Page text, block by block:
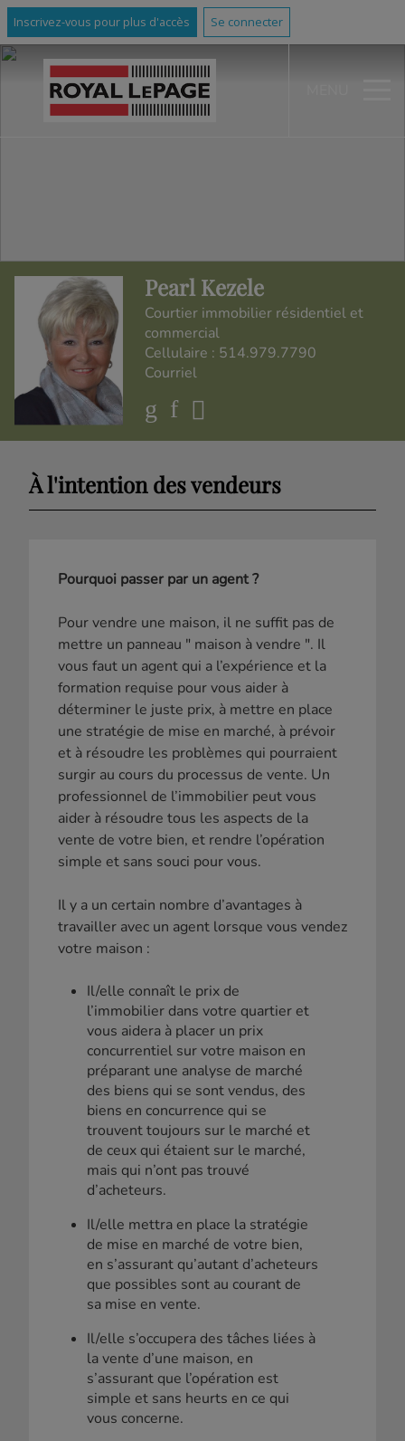
Inscrivez-vous pour plus d'accès Se connecter
Pearl Kezele
Courtier immobilier résidentiel et
commercial
Cellulaire : 514.979.7790
Courriel
À l'intention des vendeurs
Pourquoi passer par un agent ?
Pour vendre une maison, il ne suffit pas de
mettre un panneau " maison à vendre ". Il
vous faut un agent qui a l’expérience et la
formation requise pour vous aider à
déterminer le juste prix, à mettre en place
une stratégie de mise en marché, à prévoir
et à résoudre les problèmes qui pourraient
surgir au cours du processus de vente. Un
professionnel de l’immobilier peut vous
aider à résoudre tous les aspects de la
vente de votre bien, et rendre l’opération
simple et sans souci pour vous.
Il y a un certain nombre d’avantages à
travailler avec un agent lorsque vous vendez
votre maison :
Il/elle connaît le prix de
l’immobilier dans votre quartier et
vous aidera à placer un prix
concurrentiel sur votre maison en
préparant une analyse de marché
des biens qui se sont vendus, des
biens en concurrence qui se
trouvent toujours sur le marché et
de ceux qui étaient sur le marché,
mais qui n’ont pas trouvé
d’acheteurs.
Il/elle mettra en place la stratégie
de mise en marché de votre bien,
en s’assurant qu’autant d’acheteurs
que possibles sont au courant de
sa mise en vente.
Il/elle s’occupera des tâches liées à
la vente d’une maison, en
s’assurant que l’opération est
simple et sans heurts en ce qui
vous concerne.